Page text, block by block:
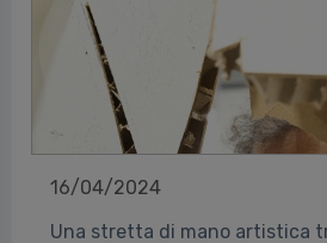
16/04/2024
Una stretta di mano artistica